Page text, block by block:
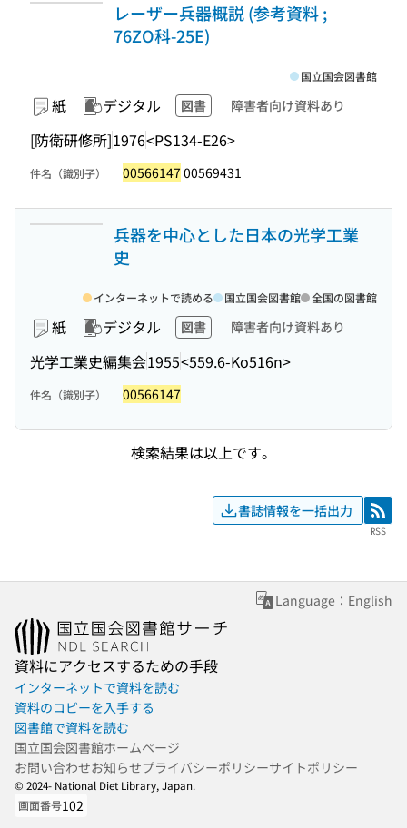
レーザー兵器概説 (参考資料 ;
76ZO科-25E)
紙 デジタル 図書 障害者向け資料あり
[防衛研修所]1976<PS134-E26>
国立国会図書館
件名（識別子） 00566147 00569431
兵器を中心とした日本の光学工業
史
紙 デジタル 図書 障害者向け資料あり
光学工業史編集会1955<559.6-Ko516n>
インターネットで読める 国立国会図書館 全国の図書館
件名（識別子） 00566147
検索結果は以上です。
書誌情報を一括出力 RSS
RSS
Language：English
資料にアクセスするための手段
インターネットで資料を読む
資料のコピーを入手する
図書館で資料を読む
国立国会図書館ホームページ
お問い合わせお知らせプライバシーポリシーサイトポリシー
© 2024- National Diet Library, Japan.
画面番号102